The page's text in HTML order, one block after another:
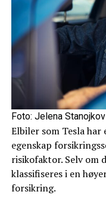
Foto: Jelena
Elbiler som Tesla har
egenskap
risikofaktor. Selv om
klassifiseres i en
forsikring.